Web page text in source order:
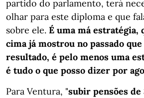
partido do parlamento, terá
olhar para este diploma e que
sobre ele. É uma má estratégia,
cima já mostrou no passado
resultado, é pelo menos uma
é tudo o que posso dizer por
Para Ventura, "subir pensões de